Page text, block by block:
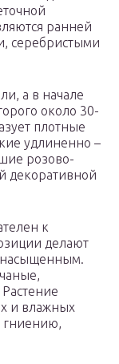
ранней
серебристыми
а в начале
около 30-
плотные
удлиненно –
розово-
декоративной
к
делают
насыщенным.
и влажных
гниению,